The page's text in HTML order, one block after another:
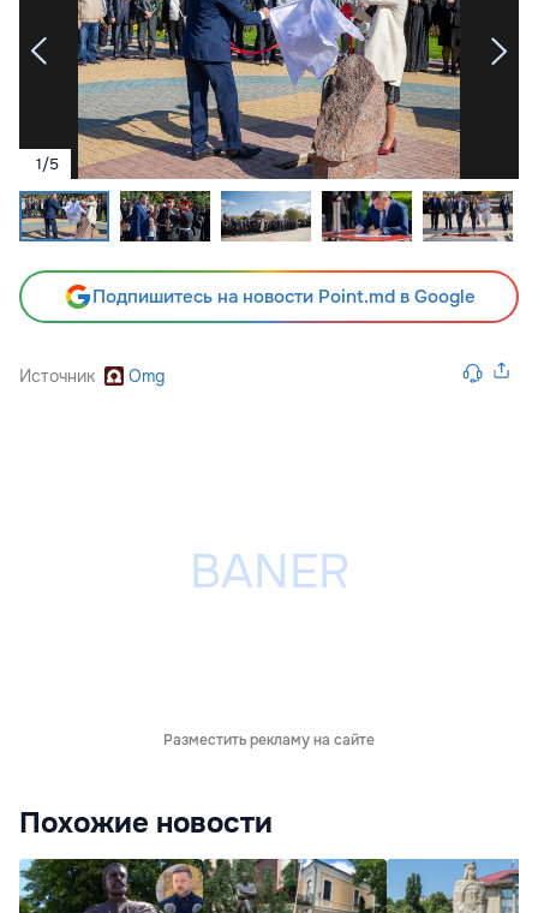
1/5
Подпишитесь на новости Point.md в Google
Источник Omg
Разместить рекламу на сайте
Похожие новости